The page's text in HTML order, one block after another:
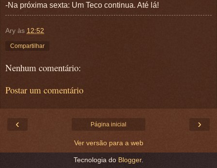
-Na próxima sexta: Um Teco continua. Até lá!
Ary às 12:52
Compartilhar
Nenhum comentário:
Postar um comentário
‹ ›
Página inicial
Ver versão para a web
Tecnologia do Blogger.